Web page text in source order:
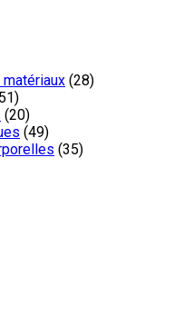
(28)
(20)
(49)
(35)